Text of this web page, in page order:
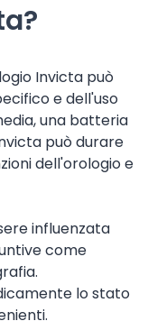
Invicta può
e dell'uso
una batteria
può durare
dell'orologio e
influenzata
come
lo stato